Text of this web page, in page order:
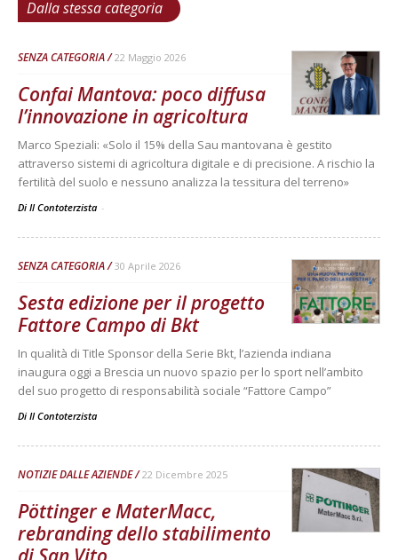
Dalla stessa categoria
SENZA CATEGORIA 22 Maggio 2026
Confai Mantova: poco diffusa
l’innovazione in agricoltura
Marco Speziali: «Solo il 15% della Sau mantovana è gestito
attraverso sistemi di agricoltura digitale e di precisione. A rischio la
fertilità del suolo e nessuno analizza la tessitura del terreno»
Di Il Contoterzista -
SENZA CATEGORIA 30 Aprile 2026
Sesta edizione per il progetto
Fattore Campo di Bkt
In qualità di Title Sponsor della Serie Bkt, l’azienda indiana
inaugura oggi a Brescia un nuovo spazio per lo sport nell’ambito
del suo progetto di responsabilità sociale “Fattore Campo”
Di Il Contoterzista
NOTIZIE DALLE AZIENDE 22 Dicembre 2025
Pöttinger e MaterMacc,
rebranding dello stabilimento